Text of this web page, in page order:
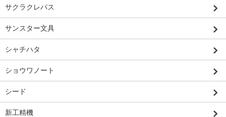
サクラクレパス
サンスター文具
シャチハタ
ショウワノート
シード
新工精機